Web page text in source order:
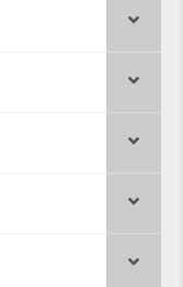
l’option